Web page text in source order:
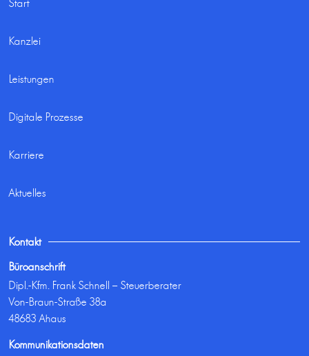
Start
Kanzlei
Leistungen
Digitale Prozesse
Karriere
Aktuelles
Kontakt
Büroanschrift
Dipl.-Kfm. Frank Schnell – Steuerberater
Von-Braun-Straße 38a
48683 Ahaus
Kommunikationsdaten